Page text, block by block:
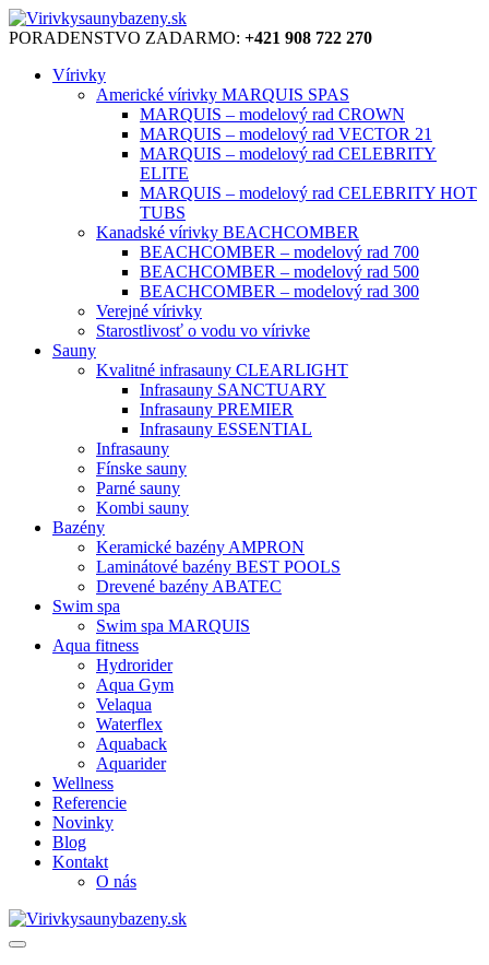
PORADENSTVO ZADARMO: +421 908 722 270
Vírivky
Americké vírivky MARQUIS SPAS
MARQUIS – modelový rad CROWN
MARQUIS – modelový rad VECTOR 21
MARQUIS – modelový rad CELEBRITY
ELITE
MARQUIS – modelový rad CELEBRITY HOT
TUBS
Kanadské vírivky BEACHCOMBER
BEACHCOMBER – modelový rad 700
BEACHCOMBER – modelový rad 500
BEACHCOMBER – modelový rad 300
Verejné vírivky
Starostlivosť o vodu vo vírivke
Sauny
Kvalitné infrasauny CLEARLIGHT
Infrasauny SANCTUARY
Infrasauny PREMIER
Infrasauny ESSENTIAL
Infrasauny
Fínske sauny
Parné sauny
Kombi sauny
Bazény
Keramické bazény AMPRON
Laminátové bazény BEST POOLS
Drevené bazény ABATEC
Swim spa
Swim spa MARQUIS
Aqua fitness
Hydrorider
Aqua Gym
Velaqua
Waterflex
Aquaback
Aquarider
Wellness
Referencie
Novinky
Blog
Kontakt
O nás